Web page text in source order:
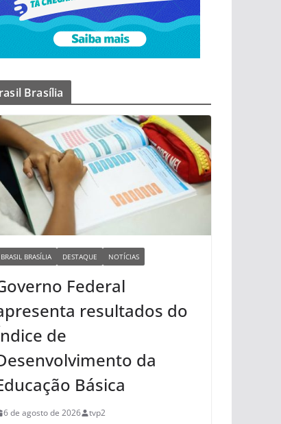
Brasília
BRASIL BRASÍLIA DESTAQUE NOTÍCIAS
Federal
resultados do
de
da
Básica
6 de agosto de 2026 tvp2